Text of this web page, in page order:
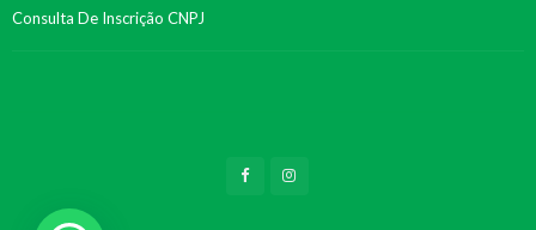
Consulta De Inscrição CNPJ